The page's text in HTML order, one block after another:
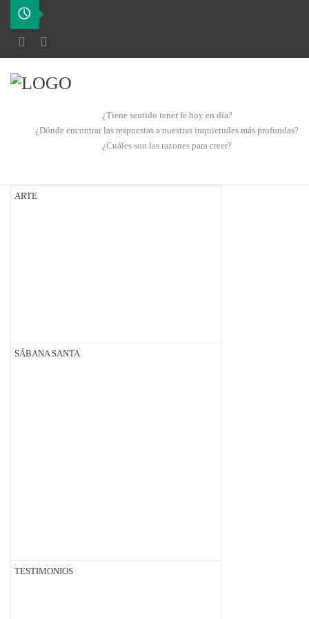
¿Tiene sentido tener fe hoy en día?
¿Dónde encontrar las respuestas a nuestras inquietudes más profundas?
¿Cuáles son las razones para creer?
ARTE
SÁBANA SANTA
TESTIMONIOS